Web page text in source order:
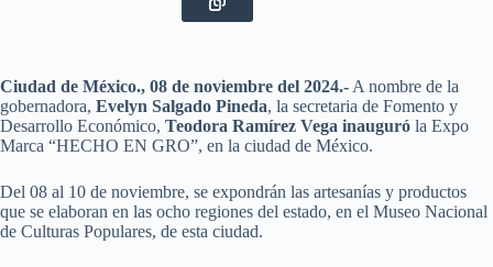
Ciudad de México., 08 de noviembre del 2024.- A nombre de la
gobernadora, Evelyn Salgado Pineda, la secretaria de Fomento y
Desarrollo Económico, Teodora Ramírez Vega inauguró la Expo
Marca “HECHO EN GRO”, en la ciudad de México.
Del 08 al 10 de noviembre, se expondrán las artesanías y productos
que se elaboran en las ocho regiones del estado, en el Museo Nacional
de Culturas Populares, de esta ciudad.